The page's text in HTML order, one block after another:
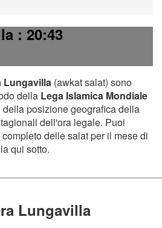
: 20:43
Lungavilla (awkat salat) sono
della Lega Islamica Mondiale
della posizione geografica della
dell'ora legale. Puoi
delle salat per il mese di
qui sotto.
Lungavilla